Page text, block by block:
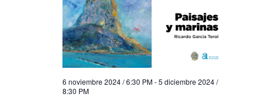
6 noviembre 2024 / 6:30 PM-5 diciembre 2024 /
8:30 PM